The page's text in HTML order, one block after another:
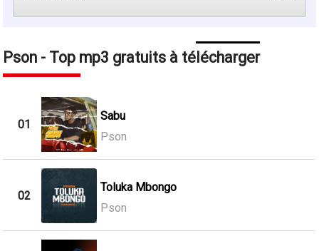
Pson - Top mp3 gratuits à télécharger
01
Sabu
Pson
02
Toluka Mbongo
Pson